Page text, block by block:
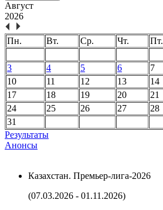
Август
2026
Пн. Вт. Ср. Чт. Пт.
3
4 5 6 7
10
11 12 13 14
17
18 19 20 21
24
25 26 27 28
31
Результаты
Анонсы
Казахстан. Премьер-лига-2026
(07.03.2026 - 01.11.2026)